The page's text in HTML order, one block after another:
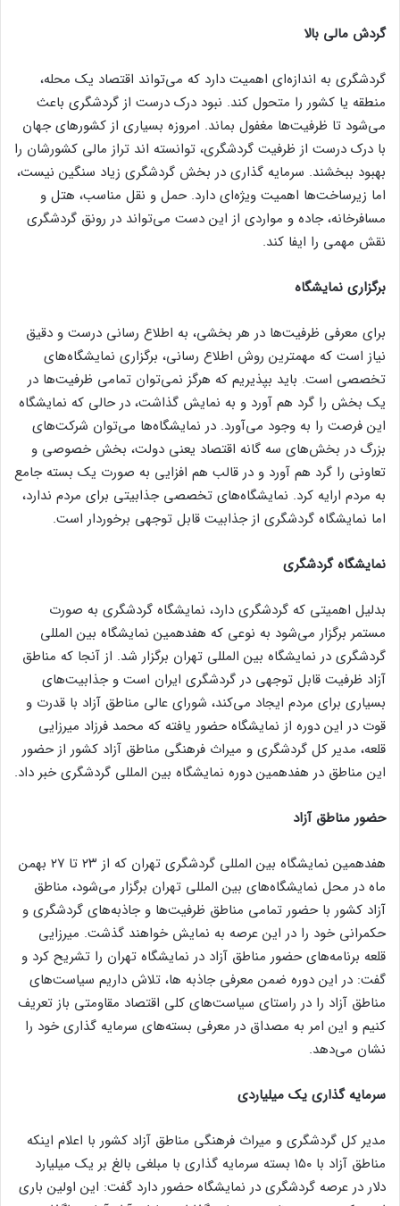
گردش مالی بالا
گردشگری به اندازه‌ای اهمیت دارد که می‌تواند اقتصاد یک محله،
منطقه یا کشور را متحول کند. نبود درک درست از گردشگری باعث
می‌شود تا ظرفیت‌ها مغفول بماند. امروزه بسیاری از کشور‌های جهان
با درک درست از ظرفیت گردشگری، توانسته اند تراز مالی کشورشان را
بهبود ببخشند. سرمایه گذاری در بخش گردشگری زیاد سنگین نیست،
اما زیرساخت‌ها اهمیت ویژه‌ای دارد. حمل و نقل مناسب، هتل و
مسافرخانه، جاده و مواردی از این دست می‌تواند در رونق گردشگری
نقش مهمی را ایفا کند.
برگزاری نمایشگاه
برای معرفی ظرفیت‌ها در هر بخشی، به اطلاع رسانی درست و دقیق
نیاز است که مهمترین روش اطلاع رسانی، برگزاری نمایشگاه‌های
تخصصی است. باید بپذیریم که هرگز نمی‌توان تمامی ظرفیت‌ها در
یک بخش را گرد هم آورد و به نمایش گذاشت، در حالی که نمایشگاه
این فرصت را به وجود می‌آورد. در نمایشگاه‌ها می‌توان شرکت‌های
بزرگ در بخش‌های سه گانه اقتصاد یعنی دولت، بخش خصوصی و
تعاونی را گرد هم آورد و در قالب هم افزایی به صورت یک بسته جامع
به مردم ارایه کرد. نمایشگاه‌های تخصصی جذابیتی برای مردم ندارد،
اما نمایشگاه گردشگری از جذابیت قابل توجهی برخوردار است.
نمایشگاه گردشگری
بدلیل اهمیتی که گردشگری دارد، نمایشگاه گردشگری به صورت
مستمر برگزار می‌شود به نوعی که هفدهمین نمایشگاه بین المللی
گردشگری در نمایشگاه بین المللی تهران برگزار شد. از آنجا که مناطق
آزاد ظرفیت قابل توجهی در گردشگری ایران است و جذابیت‌های
بسیاری برای مردم ایجاد می‌کند، شورای عالی مناطق آزاد با قدرت و
قوت در این دوره از نمایشگاه حضور یافته که محمد فرزاد میرزایی
قلعه، مدیر کل گردشگری و میراث فرهنگی مناطق آزاد کشور از حضور
این مناطق در هفدهمین دوره نمایشگاه بین المللی گردشگری خبر داد.
حضور مناطق آزاد
هفدهمین نمایشگاه بین المللی گردشگری تهران که از ۲۳ تا ۲۷ بهمن
ماه در محل نمایشگاه‌های بین المللی تهران برگزار می‌شود، مناطق
آزاد کشور با حضور تمامی مناطق ظرفیت‌ها و جاذبه‌های گردشگری و
حکمرانی خود را در این عرصه به نمایش خواهند گذشت. میرزایی
قلعه برنامه‌های حضور مناطق آزاد در نمایشگاه تهران را تشریح کرد و
گفت: در این دوره ضمن معرفی جاذبه ها، تلاش داریم سیاست‌های
مناطق آزاد را در راستای سیاست‌های کلی اقتصاد مقاومتی باز تعریف
کنیم و این امر به مصداق در معرفی بسته‌های سرمایه گذاری خود را
نشان می‌دهد.
سرمایه گذاری یک میلیاردی
مدیر کل گردشگری و میراث فرهنگی مناطق آزاد کشور با اعلام اینکه
مناطق آزاد با ۱۵۰ بسته سرمایه گذاری با مبلغی بالغ بر یک میلیارد
دلار در عرصه گردشگری در نمایشگاه حضور دارد گفت: این اولین باری